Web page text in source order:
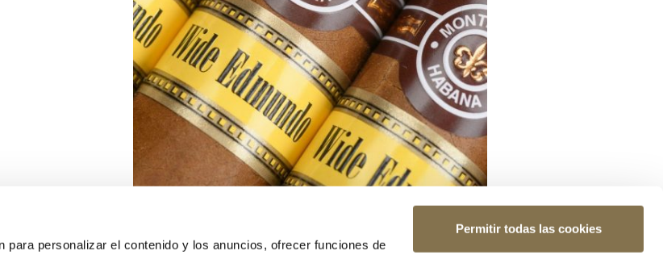
para personalizar el contenido y los anuncios, ofrecer funciones de
Permitir todas las cookies